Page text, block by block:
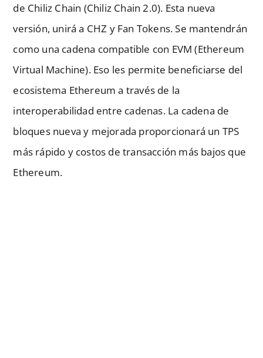
de Chiliz Chain (Chiliz Chain 2.0). Esta nueva
versión, unirá a CHZ y Fan Tokens. Se mantendrán
como una cadena compatible con EVM (Ethereum
Virtual Machine). Eso les permite beneficiarse del
ecosistema Ethereum a través de la
interoperabilidad entre cadenas. La cadena de
bloques nueva y mejorada proporcionará un TPS
más rápido y costos de transacción más bajos que
Ethereum.